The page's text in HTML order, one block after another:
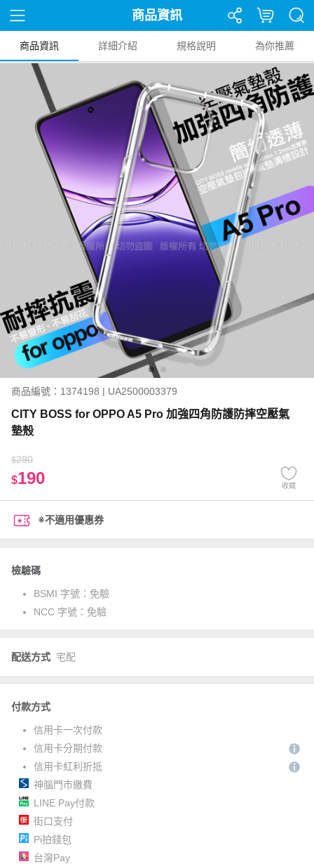
商品資訊
商品資訊 詳細介紹 規格說明 為你推薦
商品編號：1374198 | UA2500003379
CITY BOSS for OPPO A5 Pro 加強四角防護防摔空壓氣
墊殼
$290
$190 收藏
※不適用優惠券
檢驗碼
BSMI 字號： 免驗
NCC 字號： 免驗
配送方式 宅配
付款方式
信用卡一次付款
信用卡分期付款
信用卡紅利折抵
神腦門市繳費
LINE Pay付款
街口支付
Pi拍錢包
台灣Pay